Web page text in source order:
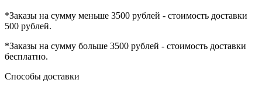
*Заказы на сумму меньше 3500 рублей - стоимость доставки
500 рублей.
*Заказы на сумму больше 3500 рублей - стоимость доставки
бесплатно.
Способы доставки